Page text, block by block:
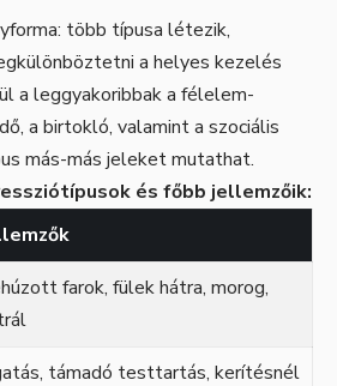
több típusa létezik,
a helyes kezelés
a leggyakoribbak a félelem-
a birtokló, valamint a szociális
más-más jeleket mutathat.
és főbb jellemzőik:
farok, fülek hátra, morog,
támadó testtartás, kerítésnél